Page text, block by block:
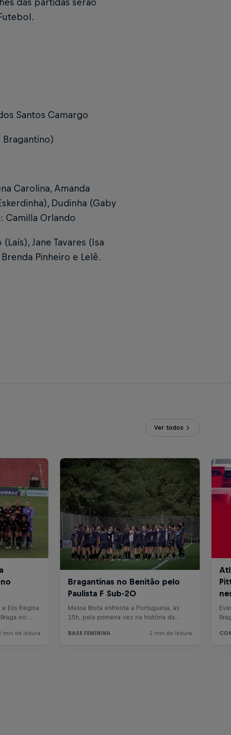
das partidas serão
Santos Camargo
Bragantino)
Carolina, Amanda
Dudinha (Gaby
Camilla Orlando
Jane Tavares (Isa
Pinheiro e Lelê.
Ver todos